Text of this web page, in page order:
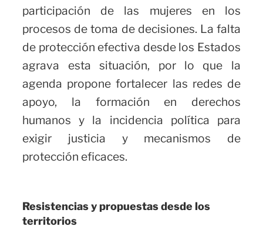
participación de las mujeres en los
procesos de toma de decisiones. La falta
de protección efectiva desde los Estados
agrava esta situación, por lo que la
agenda propone fortalecer las redes de
apoyo, la formación en derechos
humanos y la incidencia política para
exigir justicia y mecanismos de
protección eficaces.
Resistencias y propuestas desde los
territorios